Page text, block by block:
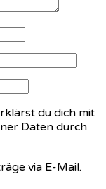
du dich mit
Daten durch
via E-Mail.